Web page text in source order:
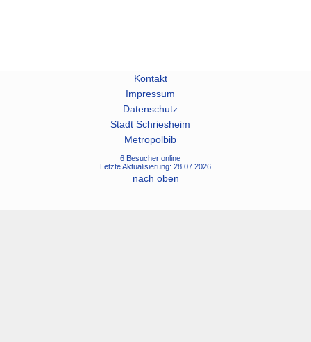
Kontakt
Impressum
Datenschutz
Stadt Schriesheim
Metropolbib
6 Besucher online
Letzte Aktualisierung: 28.07.2026
nach oben